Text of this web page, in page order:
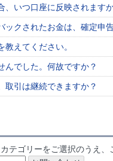
、いつ口座に反映されます
ックされたお金は、確定申
えてください。
んでした。何故ですか？
取引は継続できますか？
テゴリーをご選択のうえ